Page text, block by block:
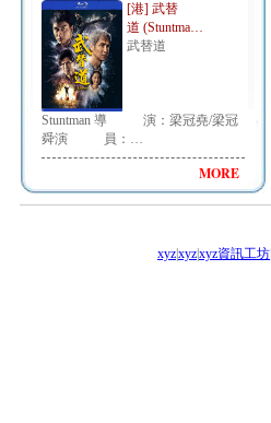
[港] 武替
道 (Stuntma…
武替道
Stuntman 導 演：梁冠堯/梁冠
舜演 員：…
MORE
xyzxyzxyz資訊工坊